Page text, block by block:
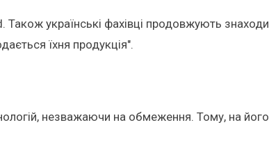
українські фахівці продовжують
їхня продукція".
незважаючи на обмеження. Тому, на його